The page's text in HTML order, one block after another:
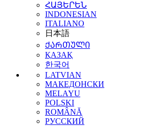
ՀԱՅԵՐԵՆ
INDONESIAN
ITALIANO
日本語
ᲥᲐᲠᲗᲣᲚᲘ
ҚАЗАҚ
한국어
LATVIAN
МАКЕДОНСКИ
MELAYU
POLSKI
ROMÂNĂ
РУССКИЙ